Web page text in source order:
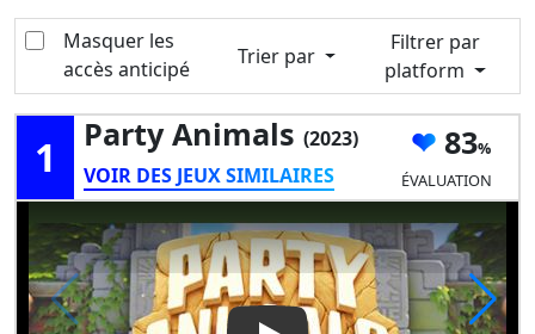
Masquer les
accès anticipé
Trier par
Filtrer par
platform
1 Party Animals (2023)
VOIR DES JEUX SIMILAIRES
83
ÉVALUATION